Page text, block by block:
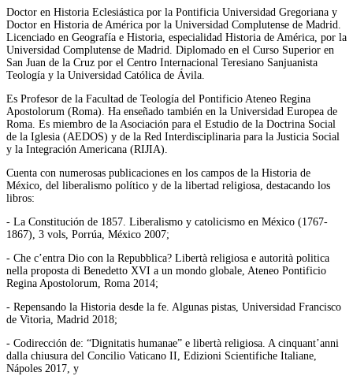
Doctor en Historia Eclesiástica por la Pontificia Universidad Gregoriana y
Doctor en Historia de América por la Universidad Complutense de Madrid.
Licenciado en Geografía e Historia, especialidad Historia de América, por la
Universidad Complutense de Madrid. Diplomado en el Curso Superior en
San Juan de la Cruz por el Centro Internacional Teresiano Sanjuanista
Teología y la Universidad Católica de Ávila.
Es Profesor de la Facultad de Teología del Pontificio Ateneo Regina
Apostolorum (Roma). Ha enseñado también en la Universidad Europea de
Roma. Es miembro de la Asociación para el Estudio de la Doctrina Social
de la Iglesia (AEDOS) y de la Red Interdisciplinaria para la Justicia Social
y la Integración Americana (RIJIA).
Cuenta con numerosas publicaciones en los campos de la Historia de
México, del liberalismo político y de la libertad religiosa, destacando los
libros:
- La Constitución de 1857. Liberalismo y catolicismo en México (1767-
1867), 3 vols, Porrúa, México 2007;
- Che c’entra Dio con la Repubblica? Libertà religiosa e autorità politica
nella proposta di Benedetto XVI a un mondo globale, Ateneo Pontificio
Regina Apostolorum, Roma 2014;
- Repensando la Historia desde la fe. Algunas pistas, Universidad Francisco
de Vitoria, Madrid 2018;
- Codirección de: “Dignitatis humanae” e libertà religiosa. A cinquant’anni
dalla chiusura del Concilio Vaticano II, Edizioni Scientifiche Italiane,
Nápoles 2017, y